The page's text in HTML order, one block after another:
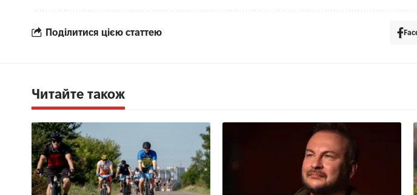
Поділитися цією статтею
Читайте також